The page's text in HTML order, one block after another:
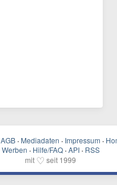
AGB · Mediadaten · Impressum ·
Werben · Hilfe/FAQ · API · RSS
mit ♡ seit 1999